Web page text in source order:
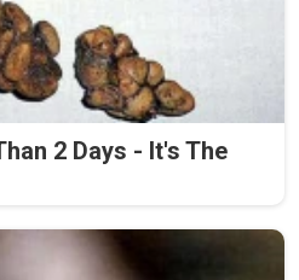
2 Days - It's The